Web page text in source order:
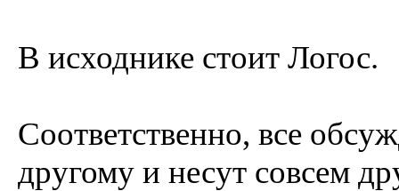
В исходнике стоит Логос.
Соответственно, все
другому и несут совсем